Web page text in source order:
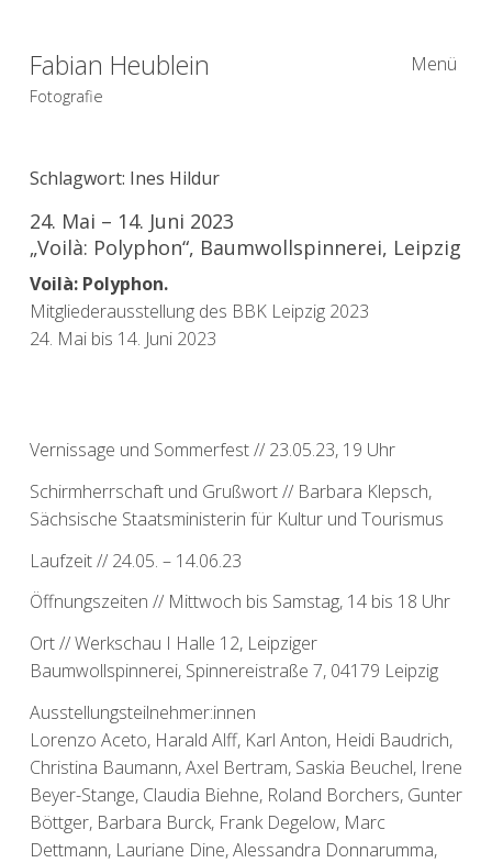
Fabian Heublein
Fotografie
Menü
Schlagwort: Ines Hildur
24. Mai – 14. Juni 2023
„Voilà: Polyphon“, Baumwollspinnerei, Leipzig
Voilà: Polyphon.
Mitgliederausstellung des BBK Leipzig 2023
24. Mai bis 14. Juni 2023
Vernissage und Sommerfest // 23.05.23, 19 Uhr
Schirmherrschaft und Grußwort // Barbara Klepsch,
Sächsische Staatsministerin für Kultur und Tourismus
Laufzeit // 24.05. – 14.06.23
Öffnungszeiten // Mittwoch bis Samstag, 14 bis 18 Uhr
Ort // Werkschau I Halle 12, Leipziger
Baumwollspinnerei, Spinnereistraße 7, 04179 Leipzig
Ausstellungsteilnehmer:innen
Lorenzo Aceto, Harald Alff, Karl Anton, Heidi Baudrich,
Christina Baumann, Axel Bertram, Saskia Beuchel, Irene
Beyer-Stange, Claudia Biehne, Roland Borchers, Gunter
Böttger, Barbara Burck, Frank Degelow, Marc
Dettmann, Lauriane Dine, Alessandra Donnarumma,